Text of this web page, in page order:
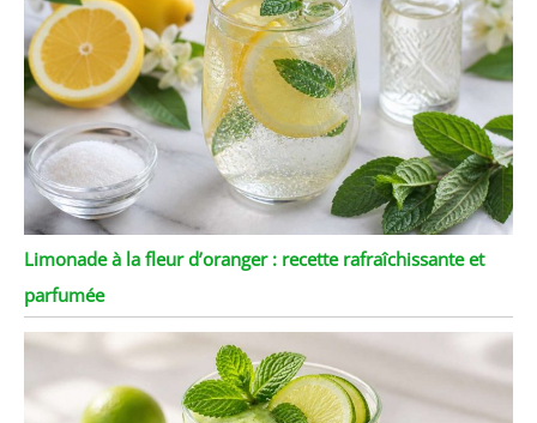
Limonade à la fleur d’oranger : recette rafraîchissante et
parfumée